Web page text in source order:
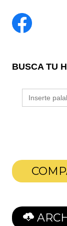
BUSCA TU
Buscar: